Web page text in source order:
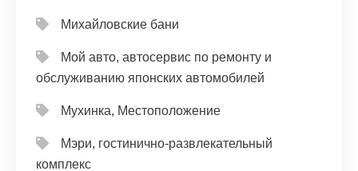
Михайловские бани
Мой авто, автосервис по ремонту и
обслуживанию японских автомобилей
Мухинка, Местоположение
Мэри, гостинично-развлекательный
комплекс